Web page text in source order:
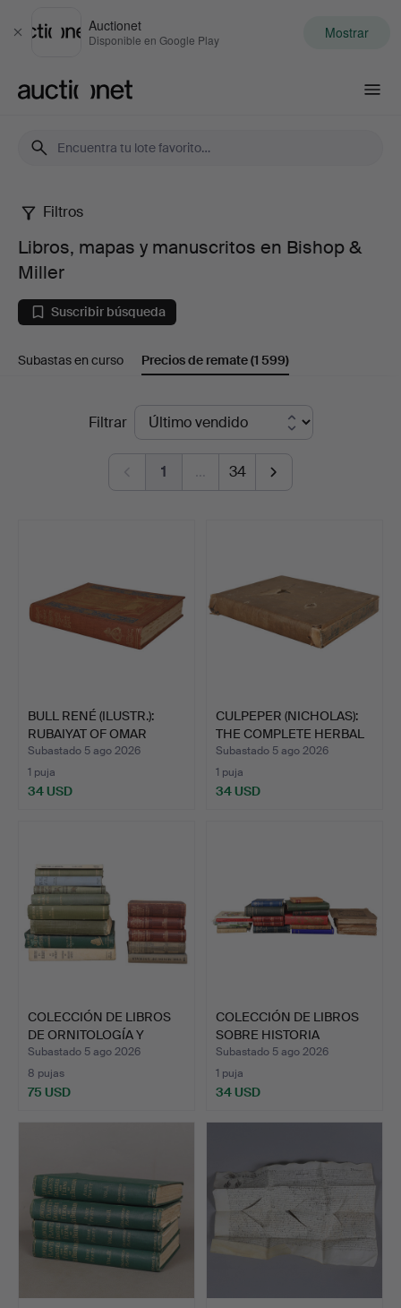
Cerrar
Auctionet
Disponible en Google Play Mostrar
Libros,
mapas
manuscritos
Bishop
Filtros
Libros, mapas y manuscritos en Bishop &
Miller
Suscribir búsqueda
Subastas en curso Precios de remate(1 599)
Filtrar
1 … 34
BULL RENÉ (ILUSTR.):
RUBAIYAT OF OMAR
KHAY…
Subastado 5 ago 2026
1 puja
34 USD
CULPEPER (NICHOLAS):
THE COMPLETE HERBAL
1…
Subastado 5 ago 2026
1 puja
34 USD
COLECCIÓN DE LIBROS
DE ORNITOLOGÍA Y
TEMÁT…
Subastado 5 ago 2026
8 pujas
75 USD
COLECCIÓN DE LIBROS
SOBRE HISTORIA
NATURAL…
Subastado 5 ago 2026
1 puja
34 USD